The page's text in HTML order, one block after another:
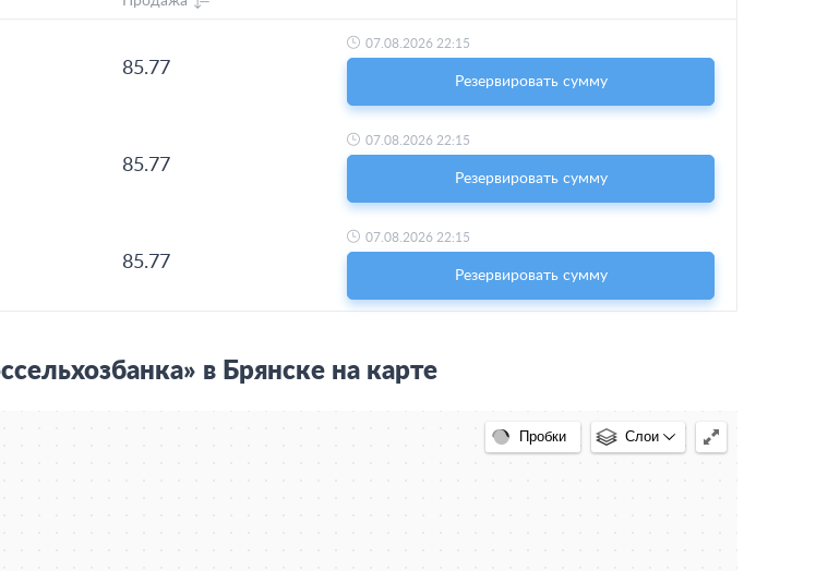
85.77
07.08.2026 22:15
Резервировать сумму
85.77
07.08.2026 22:15
Резервировать сумму
85.77
07.08.2026 22:15
Резервировать сумму
в Брянске на карте
Пробки Слои